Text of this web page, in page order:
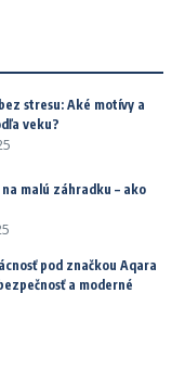
stresu: Aké motívy a
veku?
malú záhradku – ako
pod značkou Aqara
a moderné